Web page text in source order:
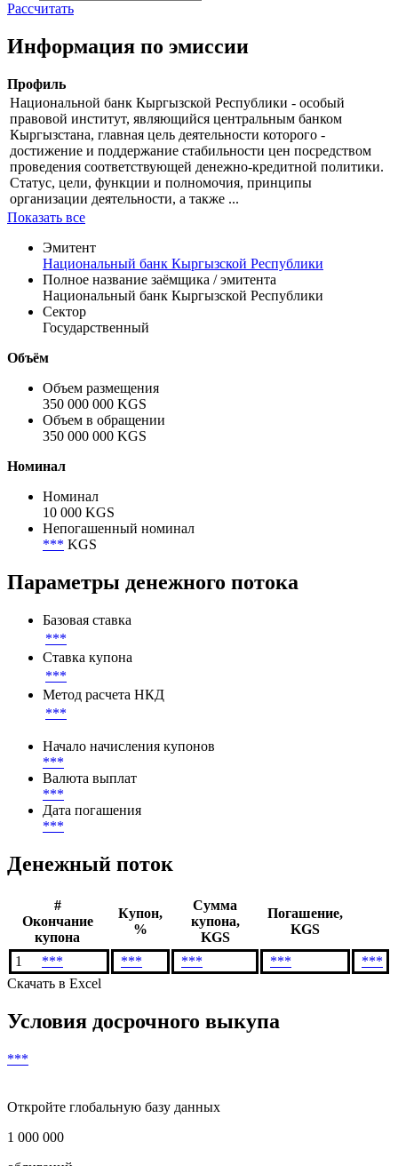
Рассчитать
Информация по эмиссии
Профиль
Национальной банк Кыргызской Республики - особый
правовой институт, являющийся центральным банком
Кыргызстана, главная цель деятельности которого -
достижение и поддержание стабильности цен посредством
проведения соответствующей денежно-кредитной политики.
Статус, цели, функции и полномочия, принципы
организации деятельности, а также ...
Показать все
Эмитент
Национальный банк Кыргызской Республики
Полное название заёмщика / эмитента
Национальный банк Кыргызской Республики
Сектор
Государственный
Объём
Объем размещения
350 000 000 KGS
Объем в обращении
350 000 000 KGS
Номинал
Номинал
10 000 KGS
Непогашенный номинал
*** KGS
Параметры денежного потока
Базовая ставка
***
Ставка купона
***
Метод расчета НКД
***
Начало начисления купонов
***
Валюта выплат
***
Дата погашения
***
Денежный поток
#
Окончание
купона
Купон,
%
Сумма
купона,
KGS
Погашение,
KGS
1 *** *** *** ***
***
Скачать в Excel
Условия досрочного выкупа
***
Откройте глобальную базу данных
1 000 000